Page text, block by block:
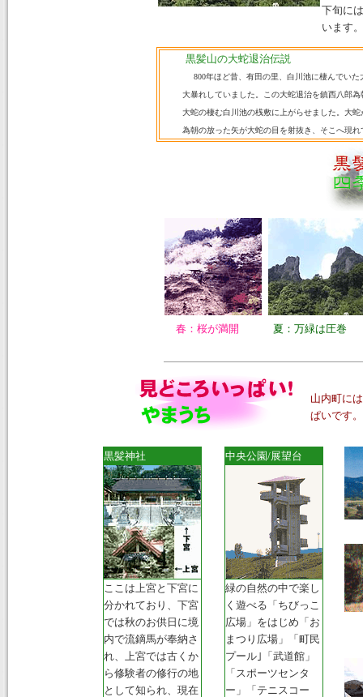
下旬に
います。
黒髪山の大蛇退治伝説
800年ほど昔、有田の里、白川池に棲んでい
大暴れしていました。この大蛇退治を鎮西八郎
大蛇の棲む白川池の桟敷に上がらせました。大
為朝の放った矢が大蛇の目を射抜き、そこへ現
春：桜が満開 夏：万緑は圧巻
山内町に
ぱいです
黒髪神社
ここは上宮と下宮に
分かれており、下宮
では秋のお供日に境
内で流鏑馬が奉納さ
れ、上宮では古くか
ら修験者の修行の地
として知られ、現在
中央公園/展望台
緑の自然の中で楽し
く遊べる「ちびっこ
広場」をはじめ「お
まつり広場」「町民
プール｣「武道館」
「スポーツセンタ
ー」「テニスコー